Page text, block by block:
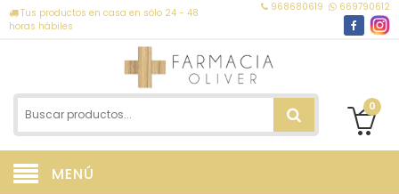
Tus productos en casa en sólo 24 - 48
horas hábiles
968680619 669790612
0
MENÚ